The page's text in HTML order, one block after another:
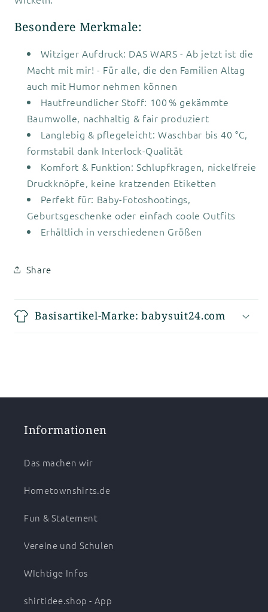
Besondere Merkmale:
Witziger Aufdruck: DAS WARS - Ab jetzt ist die
Macht mit mir! - Für alle, die den Familien Altag
auch mit Humor nehmen können
Hautfreundlicher Stoff: 100 % gekämmte
Baumwolle, nachhaltig & fair produziert
Langlebig & pflegeleicht: Waschbar bis 40 °C,
formstabil dank Interlock-Qualität
Komfort & Funktion: Schlupfkragen, nickelfreie
Druckknöpfe, keine kratzenden Etiketten
Perfekt für: Baby-Fotoshootings,
Geburtsgeschenke oder einfach coole Outfits
Erhältlich in verschiedenen Größen
Share
Basisartikel-Marke: babysuit24.com
Informationen
Das machen wir
Hometownshirts.de
Fun & Statement
Vereine und Schulen
WIchtige Infos
shirtidee.shop - App